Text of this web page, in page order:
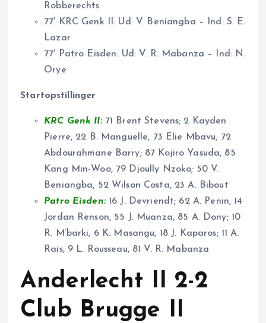
Robberechts
77′ KRC Genk II: Ud: V. Beniangba – Ind: S. E.
Lazar
77′ Patro Eisden: Ud: V. R. Mabanza – Ind: N.
Orye
Startopstillinger
KRC Genk II:71 Brent Stevens; 2 Kayden
Pierre, 22 B. Manguelle, 73 Elie Mbavu, 72
Abdourahmane Barry; 87 Kojiro Yasuda, 85
Kang Min-Woo, 79 Djoully Nzoko; 50 V.
Beniangba, 52 Wilson Costa, 23 A. Bibout
Patro Eisden:16 J. Devriendt; 62 A. Penin, 14
Jordan Renson, 55 J. Muanza, 85 A. Dony; 10
R. M’barki, 6 K. Masangu, 18 J. Kaparos; 11 A.
Rais, 9 L. Rousseau, 81 V. R. Mabanza
Anderlecht II 2-2
Club Brugge II